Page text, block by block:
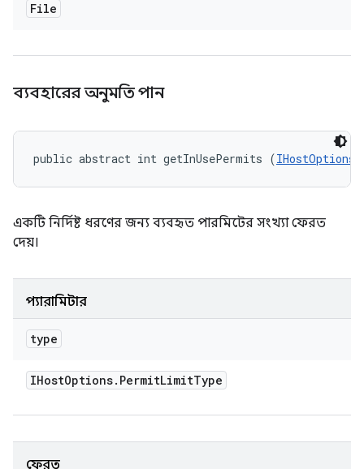
File
ব্যবহারের অনুমতি পান
public abstract int getInUsePermits (
একটি নির্দিষ্ট ধরণের জন্য ব্যবহৃত পারমিটের সংখ্যা ফেরত
দেয়।
প্যারামিটার
type
IHostOptions. PermitLimitType
ফেরত